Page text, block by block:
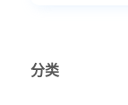
分类